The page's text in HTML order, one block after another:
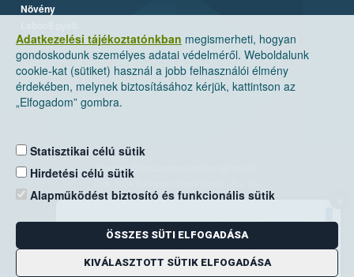
Adatkezelési tájékoztatónkban megismerheti, hogyan
gondoskodunk személyes adatai védelméről. Weboldalunk
cookie-kat (sütiket) használ a jobb felhasználói élmény
érdekében, melynek biztosításához kérjük, kattintson az
„Elfogadom” gombra.
Statisztikai célú sütik
Hirdetési célú sütik
Alapműködést biztosító és funkcionális sütik
ÖSSZES SÜTI ELFOGADÁSA
KIVÁLASZTOTT SÜTIK ELFOGADÁSA
Növény
Nemzeti Élelmiszerlánc-biztonsági Hivatal
Levelezési cím: 1525 Budapest. Pf. 30.
E-mail:ugyfelszolgalat@nebih.gov.hu
Zöld szám: 06-80/263-244
Telefon: 06-1/ 336-9000